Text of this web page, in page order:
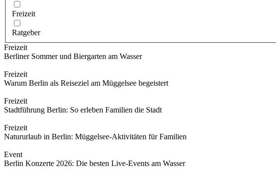
Freizeit
Ratgeber
Freizeit
Berliner Sommer und Biergarten am Wasser
Freizeit
Warum Berlin als Reiseziel am Müggelsee begeistert
Freizeit
Stadtführung Berlin: So erleben Familien die Stadt
Freizeit
Natururlaub in Berlin: Müggelsee-Aktivitäten für Familien
Event
Berlin Konzerte 2026: Die besten Live-Events am Wasser